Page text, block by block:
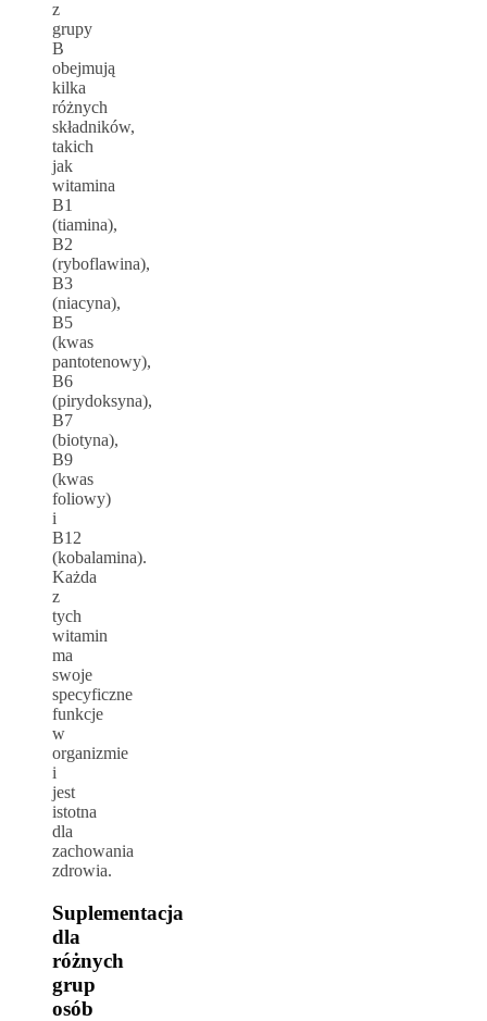
z
grupy
B
obejmują
kilka
różnych
składników,
takich
jak
witamina
B1
(tiamina),
B2
(ryboflawina),
B3
(niacyna),
B5
(kwas
pantotenowy),
B6
(pirydoksyna),
B7
(biotyna),
B9
(kwas
foliowy)
i
B12
(kobalamina).
Każda
z
tych
witamin
ma
swoje
specyficzne
funkcje
w
organizmie
i
jest
istotna
dla
zachowania
zdrowia.
Suplementacja
dla
różnych
grup
osób